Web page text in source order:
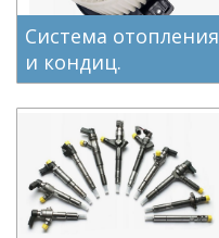
Система отопления
и кондиц.